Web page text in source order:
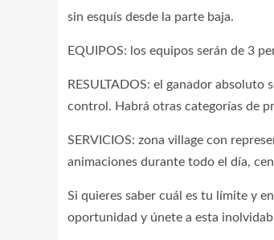
sin esquís desde la parte baja.
EQUIPOS: los equipos serán de 3
RESULTADOS: el ganador
control. Habrá otras categorías de
SERVICIOS: zona village con
animaciones durante todo el día,
Si quieres saber cuál es tu límite y
oportunidad y únete a esta